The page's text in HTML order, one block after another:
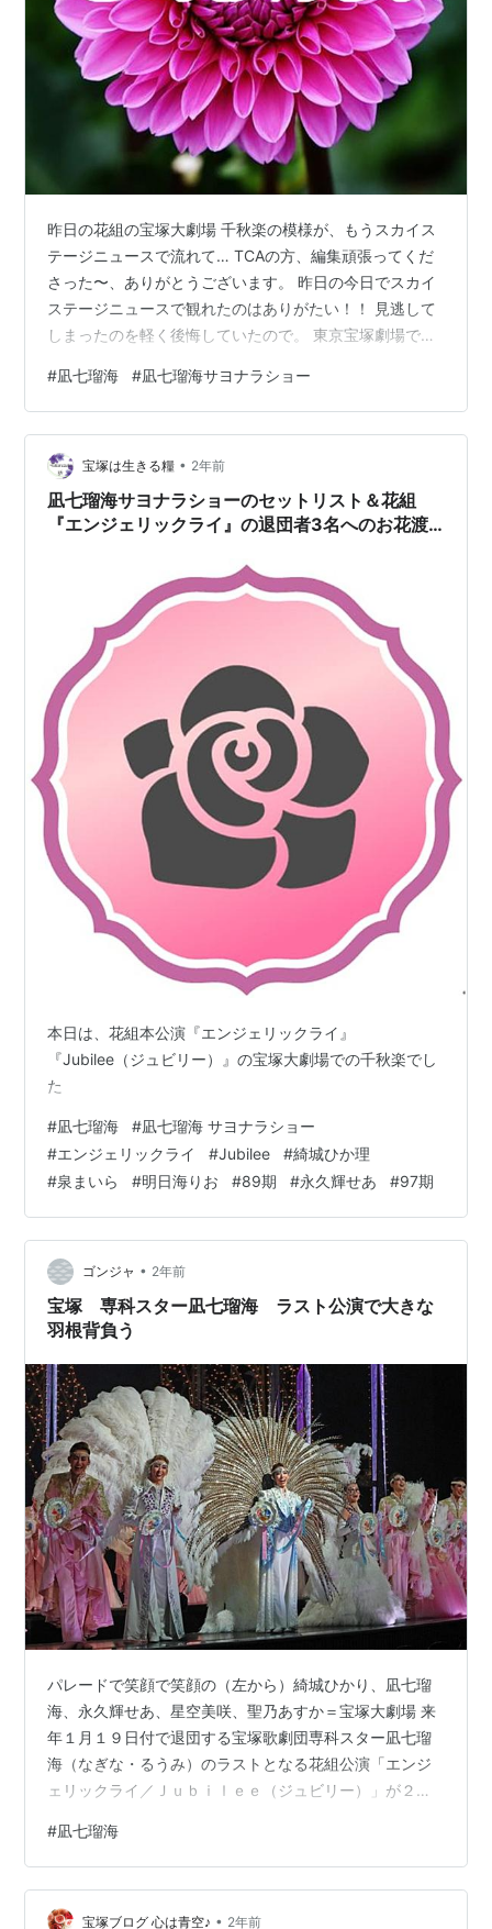
昨日の花組の宝塚大劇場 千秋楽の模様が、もうスカイス
テージニュースで流れて… TCAの方、編集頑張ってくだ
さった〜、ありがとうございます。 昨日の今日でスカイ
ステージニュースで観れたのはありがたい！！ 見逃して
しまったのを軽く後悔していたので。 東京宝塚劇場での
ら… 星組トップスター・礼真琴 武道館コンサートの日程
と被ってる！！ orz 目次： サヨナラショーのセットリス
ト見ただけで胸熱 スカイステージニュースで流れた曲・
凪七瑠海 同時退団のお二人 泉まいらくん あかさん（綺
城ひか理） 研22、89期の最後の一人だったカチャ サヨ
ナラショーのセッ…
#凪七瑠海 #凪七瑠海サヨナラショー
宝塚は生きる糧 • 2年前
凪七瑠海サヨナラショーのセットリスト＆花組
『エンジェリックライ』の退団者3名へのお花渡
し！渡し【東京大千秋楽追記】
本日は、花組本公演『エンジェリックライ』
『Jubilee（ジュビリー）』の宝塚大劇場での千秋楽でし
た
#凪七瑠海 #凪七瑠海 サヨナラショー
#エンジェリックライ #Jubilee #綺城ひか理
#泉まいら #明日海りお #89期 #永久輝せあ #97期
ゴンジャ • 2年前
宝塚 専科スター凪七瑠海 ラスト公演で大きな
羽根背負う
パレードで笑顔で笑顔の（左から）綺城ひかり、凪七瑠
海、永久輝せあ、星空美咲、聖乃あすか＝宝塚大劇場 来
年１月１９日付で退団する宝塚歌劇団専科スター凪七瑠
海（なぎな・るうみ）のラストとなる花組公演「エンジ
ェリックライ／Ｊｕｂｉｌｅｅ（ジュビリー）」が２８
演は花組新トップスター永久輝せあの本拠地お披露目公
演でもあり、「エンジェリックライ」で凪七は物語のソ
ロモンの指輪を所持し、物語のカギとなる宝石商・フェ
デリコ役。ヒゲ姿もダンディなイケオジを熱演した。ま
#凪七瑠海
宝塚ブログ 心は青空♪ • 2年前